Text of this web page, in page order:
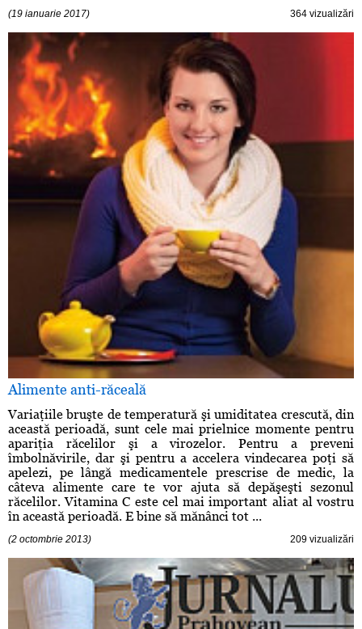
(19 ianuarie 2017) 364 vizualizări
Alimente anti-răceală
Variaţiile bruşte de temperatură şi umiditatea crescută, din
această perioadă, sunt cele mai prielnice momente pentru
apariţia răcelilor şi a virozelor. Pentru a preveni
îmbolnăvirile, dar şi pentru a accelera vindecarea poţi să
apelezi, pe lângă medicamentele prescrise de medic, la
câteva alimente care te vor ajuta să depăşeşti sezonul
răcelilor. Vitamina C este cel mai important aliat al vostru
în această perioadă. E bine să mănânci tot ...
(2 octombrie 2013) 209 vizualizări